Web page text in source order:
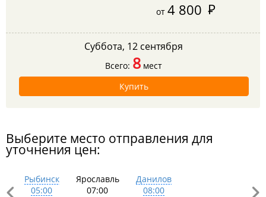
от4 800
Суббота, 12 сентября
Всего: 8 мест
Купить
Выберите место отправления для
уточнения цен:
Рыбинск
05:00
Ярославль
07:00
Данилов
08:00